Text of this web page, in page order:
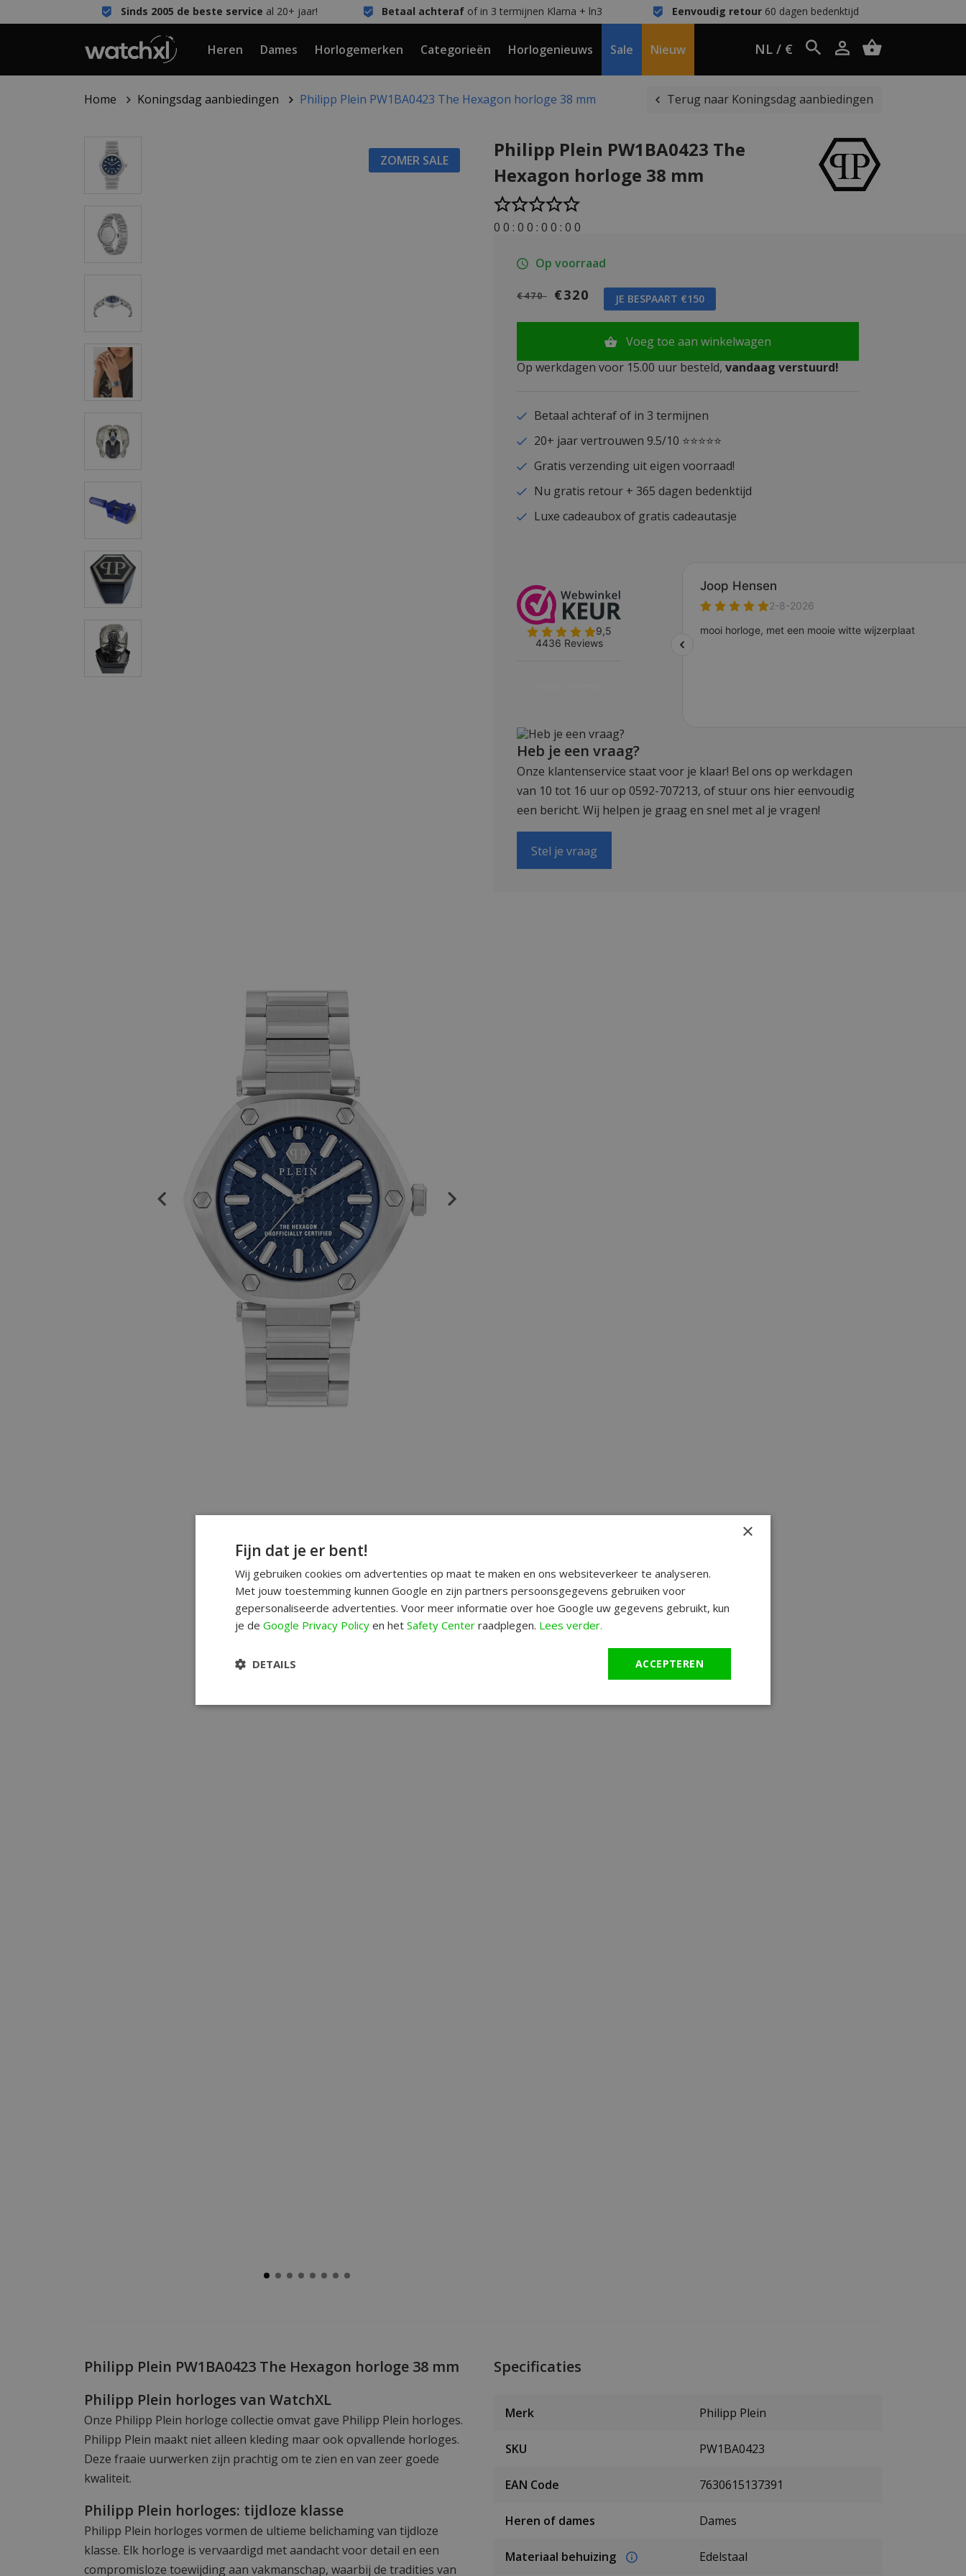
Sinds 2005 de beste service al 20+ jaar! Betaal achteraf of in 3 termijnen Klarna + ln3 Eenvoudig retour60 dagen bedenktijd
Heren Dames Horlogemerken Categorieën Horlogenieuws Sale Nieuw NL / €
Home Koningsdag aanbiedingen Philipp Plein PW1BA0423 The Hexagon horloge 38 mm Terug naar Koningsdag aanbiedingen
ZOMER SALE
Philipp Plein PW1BA0423 The
Hexagon horloge 38 mm
0 0 : 0 0 : 0 0 : 0 0
Op voorraad
€470 €320 JE BESPAART €150
Voeg toe aan winkelwagen
Op werkdagen voor 15.00 uur besteld, vandaag verstuurd!
Betaal achteraf of in 3 termijnen
20+ jaar vertrouwen 9.5/10 ⭐⭐⭐⭐⭐
Gratis verzending uit eigen voorraad!
Nu gratis retour + 365 dagen bedenktijd
Luxe cadeaubox of gratis cadeautasje
Heb je een vraag?
Onze klantenservice staat voor je klaar! Bel ons op werkdagen
van 10 tot 16 uur op 0592-707213, of stuur ons hier eenvoudig
een bericht. Wij helpen je graag en snel met al je vragen!
Stel je vraag
Philipp Plein PW1BA0423 The Hexagon horloge 38 mm
Philipp Plein horloges van WatchXL
Onze Philipp Plein horloge collectie omvat gave Philipp Plein horloges.
Philipp Plein maakt niet alleen kleding maar ook opvallende horloges.
Deze fraaie uurwerken zijn prachtig om te zien en van zeer goede
kwaliteit.
Philipp Plein horloges: tijdloze klasse
Philipp Plein horloges vormen de ultieme belichaming van tijdloze
klasse. Elk horloge is vervaardigd met aandacht voor detail en een
compromisloze toewijding aan vakmanschap, waarbij de tradities van
Specificaties
Merk Philipp Plein
SKU PW1BA0423
EAN Code 7630615137391
Heren of dames Dames
Materiaal behuizing Edelstaal
×
Fijn dat je er bent!
Wij gebruiken cookies om advertenties op maat te maken en ons websiteverkeer te analyseren.
Met jouw toestemming kunnen Google en zijn partners persoonsgegevens gebruiken voor
gepersonaliseerde advertenties. Voor meer informatie over hoe Google uw gegevens gebruikt, kun
je de Google Privacy Policy en het Safety Center raadplegen. Lees verder.
ACCEPTEREN
DETAILS